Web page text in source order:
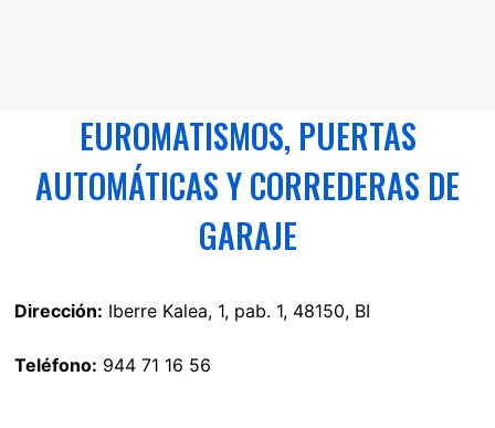
EUROMATISMOS, PUERTAS
AUTOMÁTICAS Y CORREDERAS DE
GARAJE
Dirección: Iberre Kalea, 1, pab. 1, 48150, BI
Teléfono: 944 71 16 56